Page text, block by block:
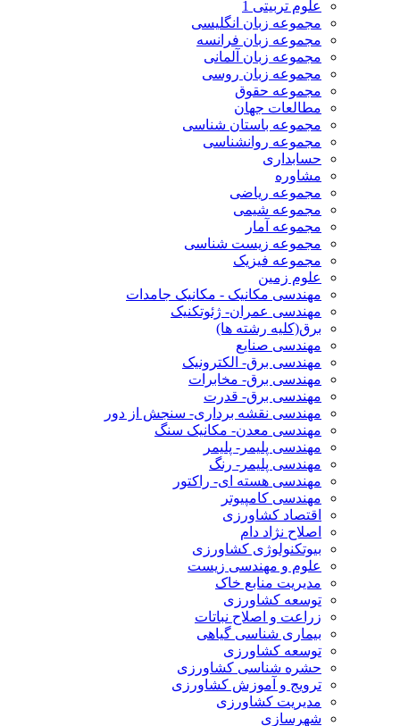
علوم تربیتی 1
مجموعه زبان انگلیسی
مجموعه زبان فرانسه
مجموعه زبان آلمانی
مجموعه زبان روسی
مجموعه حقوق
مطالعات جهان
مجموعه باستان شناسی
مجموعه روانشناسی
حسابداری
مشاوره
مجموعه ریاضی
مجموعه شیمی
مجموعه آمار
مجموعه زیست شناسی
مجموعه فیزیک
علوم زمین
مهندسی مکانیک - مکانیک جامدات
مهندسی عمران- ژئوتکنیک
برق(کلیه رشته ها)
مهندسی صنایع
مهندسی برق- الکترونیک
مهندسی برق- مخابرات
مهندسی برق- قدرت
مهندسی نقشه برداری- سنجش از دور
مهندسی معدن- مکانیک سنگ
مهندسی پلیمر- پلیمر
مهندسی پلیمر- رنگ
مهندسی هسته ای- راکتور
مهندسی کامپیوتر
اقتصاد کشاورزی
اصلاح نژاد دام
بیوتکنولوژی کشاورزی
علوم و مهندسی زیست
مدیریت منابع خاک
توسعه کشاورزی
زراعت و اصلاح نباتات
بیماری شناسی گیاهی
توسعه کشاورزی
حشره شناسی کشاورزی
ترویج و آموزش کشاورزی
مدیریت کشاورزی
شهرسازی